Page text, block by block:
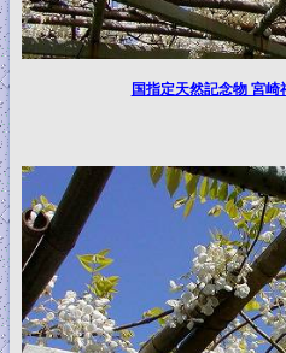
国指定天然記念物 宮崎